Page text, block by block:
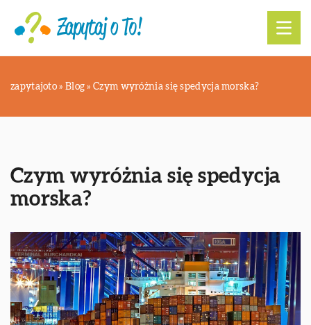
zapytajoto » Blog »Czym wyróżnia się spedycja morska?
Czym wyróżnia się spedycja
morska?